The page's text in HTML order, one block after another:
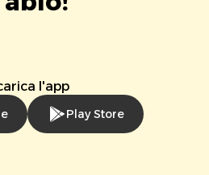
l'app
Play Store